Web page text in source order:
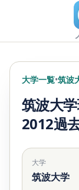
大学一覧•筑波
筑波大
2012過
大学
筑波大学